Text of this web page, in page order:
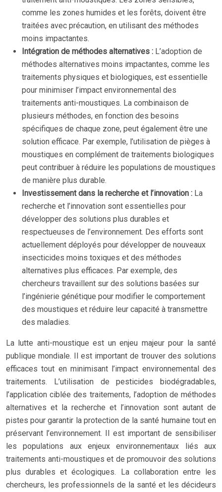
comme les zones humides et les forêts, doivent être
traitées avec précaution, en utilisant des méthodes
moins impactantes.
Intégration de méthodes alternatives : L’adoption de
méthodes alternatives moins impactantes, comme les
traitements physiques et biologiques, est essentielle
pour minimiser l’impact environnemental des
traitements anti-moustiques. La combinaison de
plusieurs méthodes, en fonction des besoins
spécifiques de chaque zone, peut également être une
solution efficace. Par exemple, l’utilisation de pièges à
moustiques en complément de traitements biologiques
peut contribuer à réduire les populations de moustiques
de manière plus durable.
Investissement dans la recherche et l’innovation : La
recherche et l’innovation sont essentielles pour
développer des solutions plus durables et
respectueuses de l’environnement. Des efforts sont
actuellement déployés pour développer de nouveaux
insecticides moins toxiques et des méthodes
alternatives plus efficaces. Par exemple, des
chercheurs travaillent sur des solutions basées sur
l’ingénierie génétique pour modifier le comportement
des moustiques et réduire leur capacité à transmettre
des maladies.
La lutte anti-moustique est un enjeu majeur pour la santé
publique mondiale. Il est important de trouver des solutions
efficaces tout en minimisant l’impact environnemental des
traitements. L’utilisation de pesticides biodégradables,
l’application ciblée des traitements, l’adoption de méthodes
alternatives et la recherche et l’innovation sont autant de
pistes pour garantir la protection de la santé humaine tout en
préservant l’environnement. Il est important de sensibiliser
les populations aux enjeux environnementaux liés aux
traitements anti-moustiques et de promouvoir des solutions
plus durables et écologiques. La collaboration entre les
chercheurs, les professionnels de la santé et les décideurs